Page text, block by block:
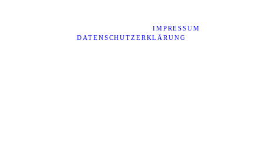
IMPRESSUM
DATENSCHUTZERKLÄRUNG